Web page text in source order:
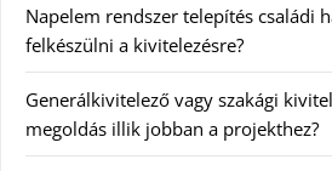
Napelem rendszer telepítés családi
felkészülni a kivitelezésre?
Generálkivitelező vagy szakági
megoldás illik jobban a projekthez?